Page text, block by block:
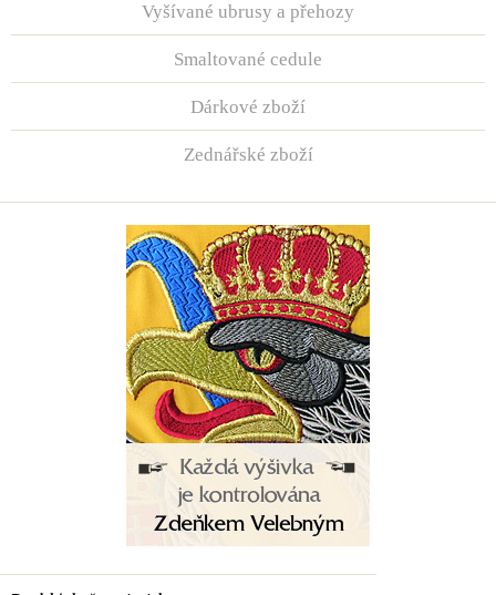
Vyšívané ubrusy a přehozy
Smaltované cedule
Dárkové zboží
Zednářské zboží